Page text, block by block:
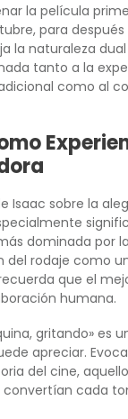
la película
para
la naturaleza
tanto a la
como al
Isaac sobre la
dominada por
del rodaje como
que el
humana.
gritando» es
apreciar.
del cine,
convertían cada